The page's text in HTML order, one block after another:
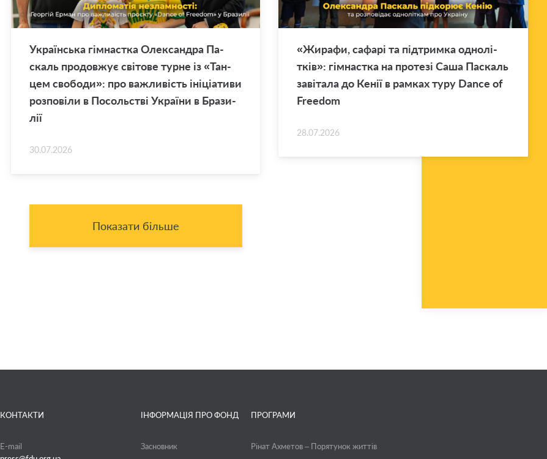
Укра­їн­ська гім­нас­тка Оле­ксан­дра Па­
скаль про­дов­жує сві­то­ве турне із «Тан­
цем сво­бо­ди»: про ва­жли­вість іні­ці­а­ти­ви
роз­по­ві­ли в По­соль­стві Укра­ї­ни в Бра­зи­
лії
30.07.2026
«Жи­ра­фи, са­фа­рі та під­трим­ка одно­лі­
тків»: гім­нас­тка на про­те­зі Саша Па­скаль
за­ві­та­ла до Кенії в рам­ках туру Dance of
Freedom
28.07.2026
Показати більше
КОНТАКТИ
E-mail
ІНФОРМАЦІЯ ПРО ФОНД
Засновник
ПРОГРАМИ
Рінат Ахметов – Порятунок життів